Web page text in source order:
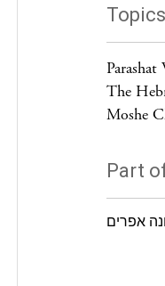
Topics
Parashat
The
Moshe
Part
אפרים